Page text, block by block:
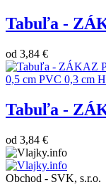
Tabuľa -
od 3,84 €
0,5 cm PVC 0,3 cm
Tabuľa -
od 3,84 €
Obchod - SVK, s.r.o.